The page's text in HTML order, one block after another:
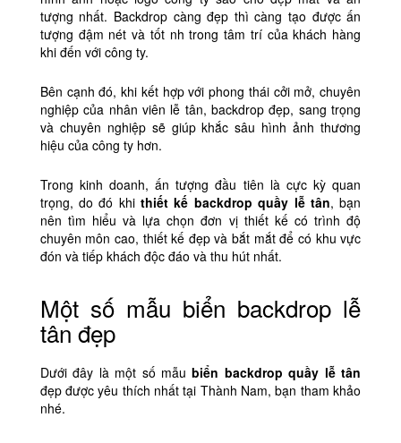
tượng nhất. Backdrop càng đẹp thì càng tạo được ấn
tượng đậm nét và tốt nh trong tâm trí của khách hàng
khi đến với công ty.
Bên cạnh đó, khi kết hợp với phong thái cởi mở, chuyên
nghiệp của nhân viên lễ tân, backdrop đẹp, sang trọng
và chuyên nghiệp sẽ giúp khắc sâu hình ảnh thương
hiệu của công ty hơn.
Trong kinh doanh, ấn tượng đầu tiên là cực kỳ quan
trọng, do đó khithiết kế backdrop quầy lễ tân, bạn
nên tìm hiểu và lựa chọn đơn vị thiết kế có trình độ
chuyên môn cao, thiết kế đẹp và bắt mắt để có khu vực
đón và tiếp khách độc đáo và thu hút nhất.
Một số mẫu biển backdrop lễ
tân đẹp
Dưới đây là một số mẫubiển backdrop quầy lễ tân
đẹp được yêu thích nhất tại Thành Nam, bạn tham khảo
nhé.